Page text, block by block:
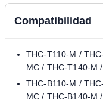
Compatibilidad
THC-T110-M /
MC / THC-T140-M
THC-B110-M /
MC / THC-B140-M